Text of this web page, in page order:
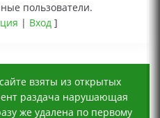
пользователи.
| Вход ]
взяты из открытых
раздача нарушающая
же удалена по первому